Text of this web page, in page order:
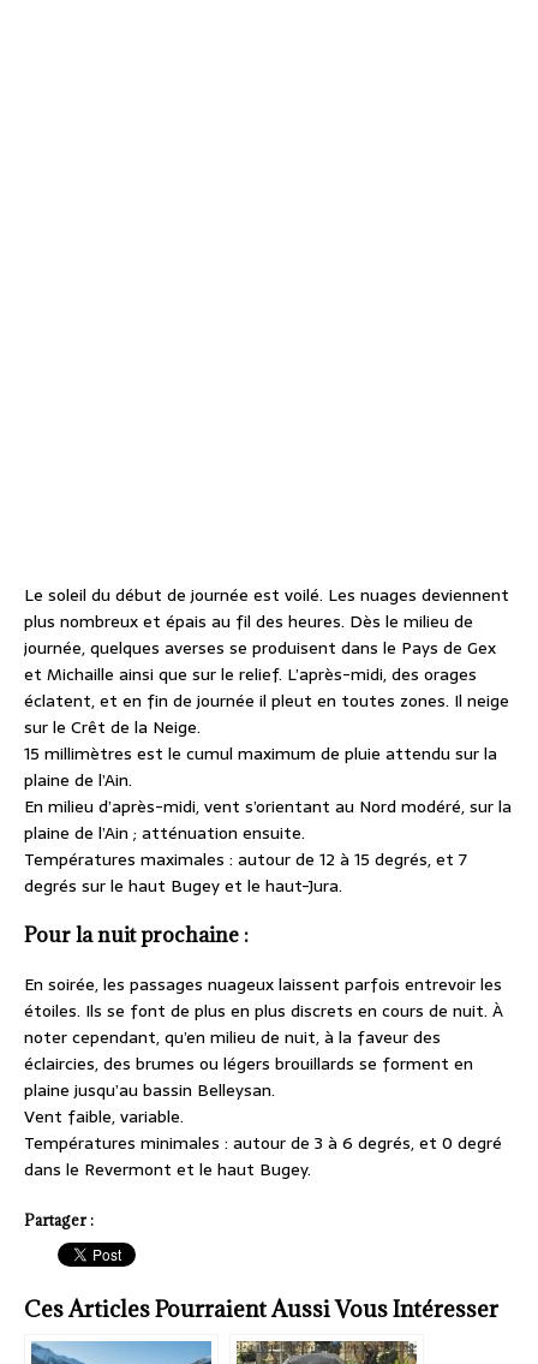
Le soleil du début de journée est voilé. Les nuages deviennent
plus nombreux et épais au fil des heures. Dès le milieu de
journée, quelques averses se produisent dans le Pays de Gex
et Michaille ainsi que sur le relief. L’après-midi, des orages
éclatent, et en fin de journée il pleut en toutes zones. Il neige
sur le Crêt de la Neige.
15 millimètres est le cumul maximum de pluie attendu sur la
plaine de l’Ain.
En milieu d’après-midi, vent s’orientant au Nord modéré, sur la
plaine de l’Ain ; atténuation ensuite.
Températures maximales : autour de 12 à 15 degrés, et 7
degrés sur le haut Bugey et le haut-Jura.
Pour la nuit prochaine :
En soirée, les passages nuageux laissent parfois entrevoir les
étoiles. Ils se font de plus en plus discrets en cours de nuit. À
noter cependant, qu’en milieu de nuit, à la faveur des
éclaircies, des brumes ou légers brouillards se forment en
plaine jusqu’au bassin Belleysan.
Vent faible, variable.
Températures minimales : autour de 3 à 6 degrés, et 0 degré
dans le Revermont et le haut Bugey.
Partager :
Ces Articles Pourraient Aussi Vous Intéresser